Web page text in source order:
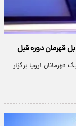
قهرمان دوره قبل
اروپا برگزار